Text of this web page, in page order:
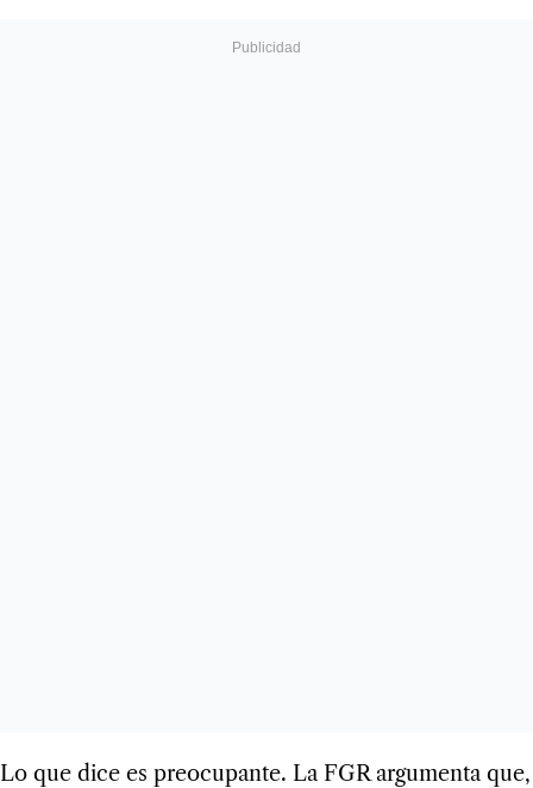
Lo que dice es preocupante. La FGR argumenta que,